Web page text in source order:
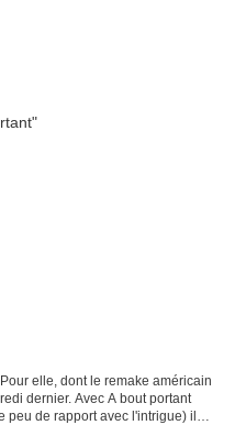
elle, dont le remake américain
dernier. Avec A bout portant
peu de rapport avec l'intrigue) il